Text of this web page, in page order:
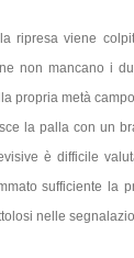
ripresa viene
non mancano i
propria metà
la palla con un
è difficile
sufficiente la
nelle